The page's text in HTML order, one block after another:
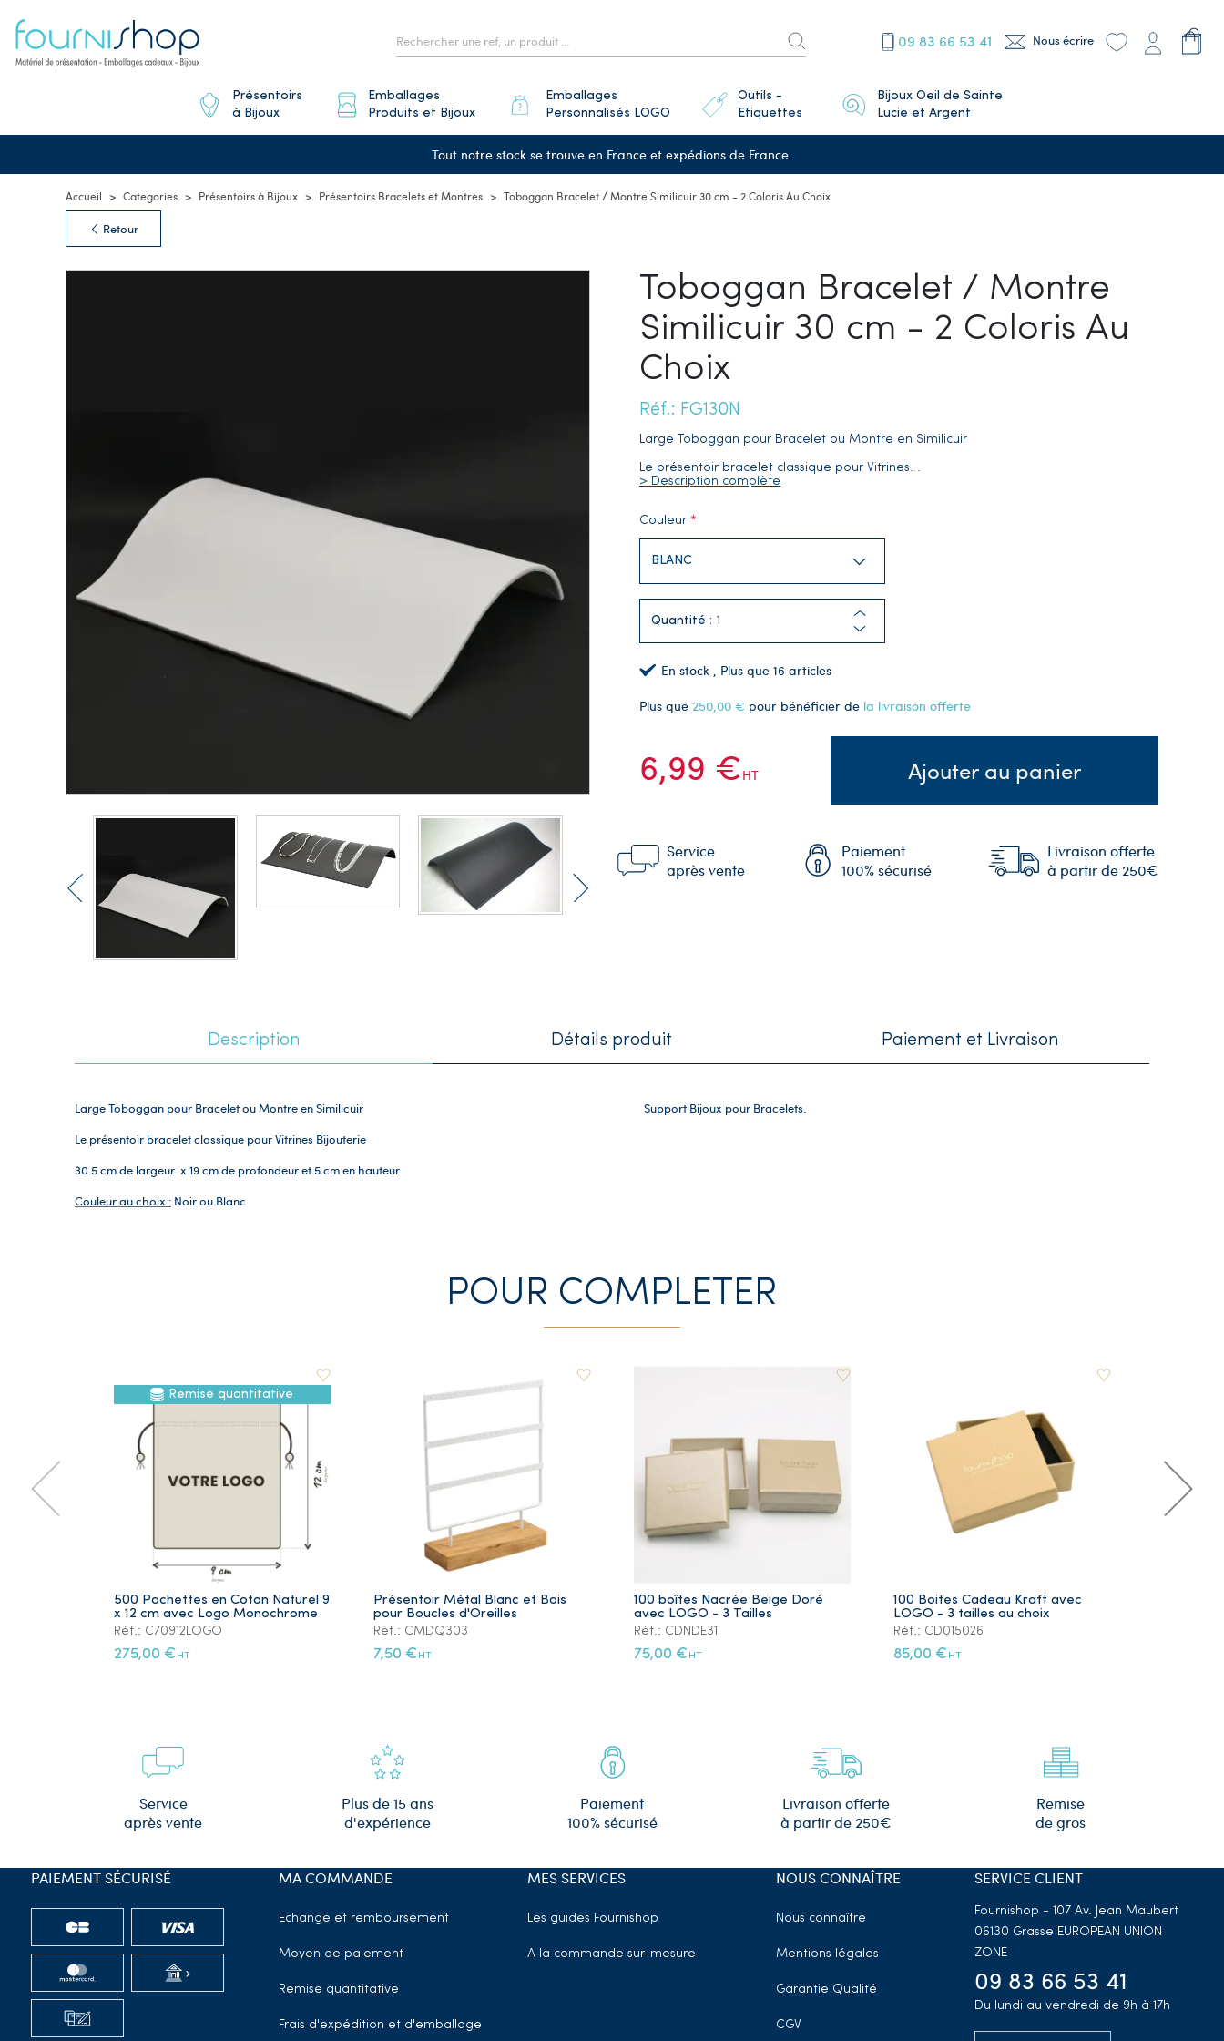
09 83 66 53 41 Nous écrire
Présentoirs
à Bijoux
Emballages
Produits et Bijoux
Emballages
Personnalisés LOGO
Outils -
Etiquettes
Bijoux Oeil de Sainte
Lucie et Argent
Tout notre stock se trouve en France et expédions de France.
Accueil Categories Présentoirs à Bijoux Présentoirs Bracelets et Montres Toboggan Bracelet / Montre Similicuir 30 cm - 2 Coloris Au Choix
Retour
Toboggan Bracelet / Montre
Similicuir 30 cm - 2 Coloris Au
Choix
Réf.: FG130N
Large Toboggan pour Bracelet ou Montre en Similicuir
Le présentoir bracelet classique pour Vitrines…
> Description complète
Couleur
Quantité :
En stock , Plus que 16 articles
Plus que 250,00 € pour bénéficier de la livraison offerte
6,99 €HT Ajouter au panier
Service
après vente
Paiement
100% sécurisé
Livraison offerte
à partir de 250€
Description Détails produit Paiement et Livraison
Large Toboggan pour Bracelet ou Montre en Similicuir
Le présentoir bracelet classique pour Vitrines Bijouterie
30.5 cm de largeur x 19 cm de profondeur et 5 cm en hauteur
Couleur au choix : Noir ou Blanc
Support Bijoux pour Bracelets.
POUR COMPLETER
Remise quantitative
500 Pochettes en Coton Naturel 9
x 12 cm avec Logo Monochrome
Réf.: C70912LOGO
275,00 € HT
Présentoir Métal Blanc et Bois
pour Boucles d'Oreilles
Réf.: CMDQ303
7,50 € HT
100 boîtes Nacrée Beige Doré
avec LOGO - 3 Tailles
Réf.: CDNDE31
75,00 € HT
100 Boites Cadeau Kraft avec
LOGO - 3 tailles au choix
Réf.: CD015026
85,00 € HT
Service
après vente
Plus de 15 ans
d'expérience
Paiement
100% sécurisé
Livraison offerte
à partir de 250€
Remise
de gros
MA COMMANDE
Echange et remboursement
Moyen de paiement
Remise quantitative
Frais d'expédition et d'emballage
MES SERVICES
Les guides Fournishop
A la commande sur-mesure
NOUS CONNAÎTRE
Nous connaître
Mentions légales
Garantie Qualité
CGV
SERVICE CLIENT
Fournishop - 107 Av. Jean Maubert
06130 Grasse EUROPEAN UNION
ZONE
09 83 66 53 41
Du lundi au vendredi de 9h à 17h
PAIEMENT SÉCURISÉ